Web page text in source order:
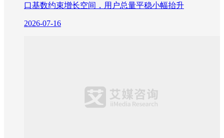
口基数约束增长空间，用户总量平稳小幅抬升
2026-07-16